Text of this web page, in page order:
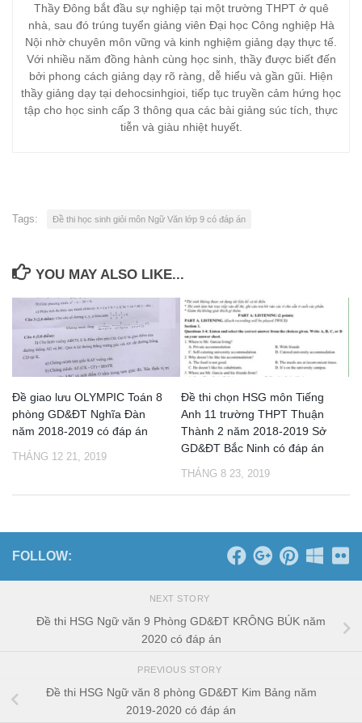
Thầy Đông bắt đầu sự nghiệp tại một trường THPT ở quê
nhà, sau đó trúng tuyển giảng viên Đại học Công nghiệp Hà
Nội nhờ chuyên môn vững và kinh nghiệm giảng dạy thực tế.
Với nhiều năm đồng hành cùng học sinh, thầy được biết đến
bởi phong cách giảng dạy rõ ràng, dễ hiểu và gần gũi. Hiện
thầy giảng dạy tại dehocsinhgioi, tiếp tục truyền cảm hứng học
tập cho học sinh cấp 3 thông qua các bài giảng súc tích, thực
tiễn và giàu nhiệt huyết.
Tags: Đề thi học sinh giỏi môn Ngữ Văn lớp 9 có đáp án
YOU MAY ALSO LIKE...
Đề giao lưu OLYMPIC Toán 8
phòng GD&ĐT Nghĩa Đàn
năm 2018-2019 có đáp án
THÁNG 12 21, 2019
Đề thi chọn HSG môn Tiếng
Anh 11 trường THPT Thuận
Thành 2 năm 2018-2019 Sở
GD&ĐT Bắc Ninh có đáp án
THÁNG 8 23, 2019
FOLLOW:
NEXT STORY
Đề thi HSG Ngữ văn 9 Phòng GD&ĐT KRÔNG BÚK năm
2020 có đáp án
PREVIOUS STORY
Đề thi HSG Ngữ văn 8 phòng GD&ĐT Kim Bảng năm
2019-2020 có đáp án